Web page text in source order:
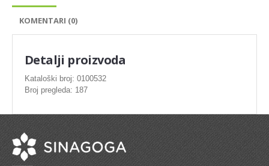
SVEZE MESO - PILETINA
ZAMRZNUTA RIBA
ZAMRZNUTO MESO PILETINA
PASTETE I MESNI NARESCI
TUNJEVINE I KONZERVE
GOTOVA JELA
KOMENTARI (0)
Detalji proizvoda
Kataloški broj: 0100532
Broj pregleda: 187